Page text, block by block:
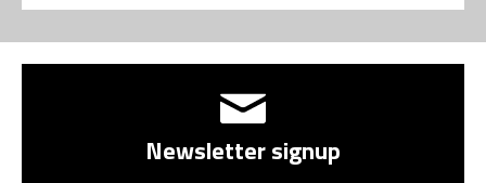
Newsletter signup